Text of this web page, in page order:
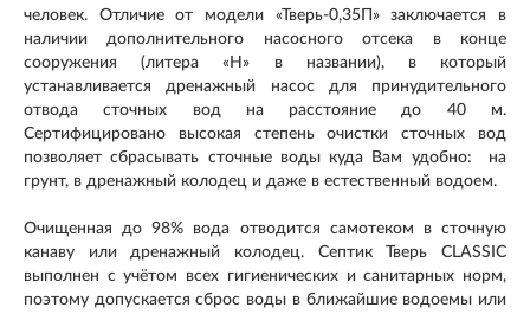
человек. Отличие от модели «Тверь-0,35П» заключается в
наличии дополнительного насосного отсека в конце
сооружения (литера «Н» в названии), в который
устанавливается дренажный насос для принудительного
отвода сточных вод на расстояние до 40 м.
Сертифицировано высокая степень очистки сточных вод
позволяет сбрасывать сточные воды куда Вам удобно: на
грунт, в дренажный колодец и даже в естественный водоем.
Очищенная до 98% вода отводится самотеком в сточную
канаву или дренажный колодец. Септик Тверь CLASSIC
выполнен с учётом всех гигиенических и санитарных норм,
поэтому допускается сброс воды в ближайшие водоемы или